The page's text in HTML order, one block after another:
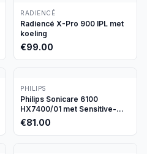
RADIENCÉ
Radiencé X-Pro 900 IPL met
koeling
€99.00
PHILIPS
Philips Sonicare 6100
HX7400/01 met Sensitive-
stand
€81.00